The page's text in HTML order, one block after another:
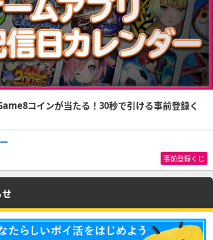
コインが当たる！30秒で引ける事前登録く
事前登録くじ